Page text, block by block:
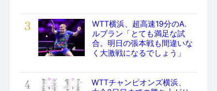
3
WTT横浜、超高速19分のA.
ルブラン「とても満足な試
合。明日の張本戦も間違いな
く大激戦になるでしょう」
4
WTTチャンピオンズ横浜、